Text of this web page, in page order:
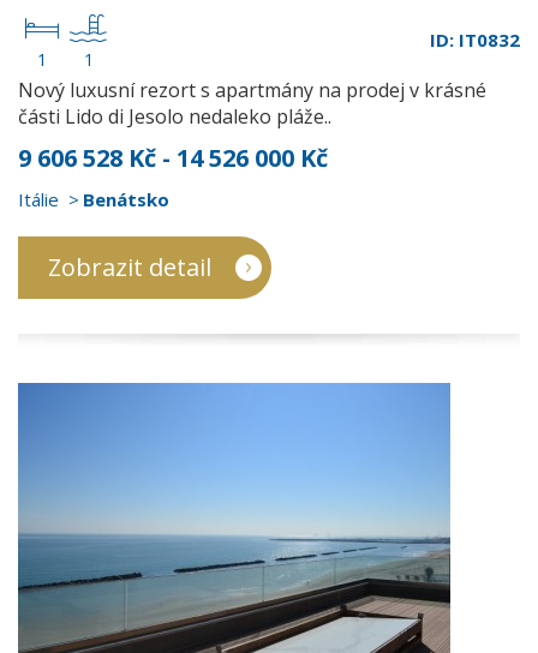
1 1
ID: IT0832
Nový luxusní rezort s apartmány na prodej v krásné
části Lido di Jesolo nedaleko pláže..
9 606 528 Kč - 14 526 000 Kč
Itálie Benátsko
Zobrazit detail